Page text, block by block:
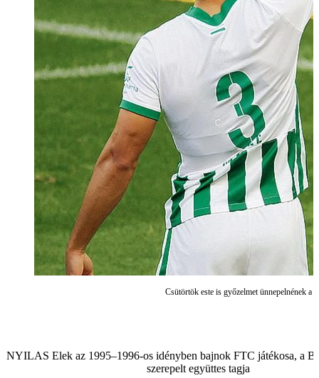
Csütörtök este is győzelmet ünnepelnének
NYILAS Elek az 1995–1996-os idényben bajnok FTC játékosa, a
szerepelt együttes tagja